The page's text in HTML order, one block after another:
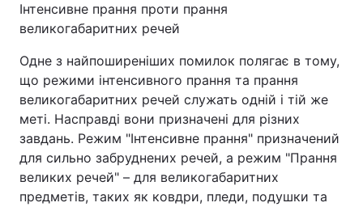
Інтенсивне прання проти прання
великогабаритних речей
Одне з найпоширеніших помилок полягає в тому,
що режими інтенсивного прання та прання
великогабаритних речей служать одній і тій же
меті. Насправді вони призначені для різних
завдань. Режим "Інтенсивне прання" призначений
для сильно забруднених речей, а режим "Прання
великих речей" – для великогабаритних
предметів, таких як ковдри, пледи, подушки та